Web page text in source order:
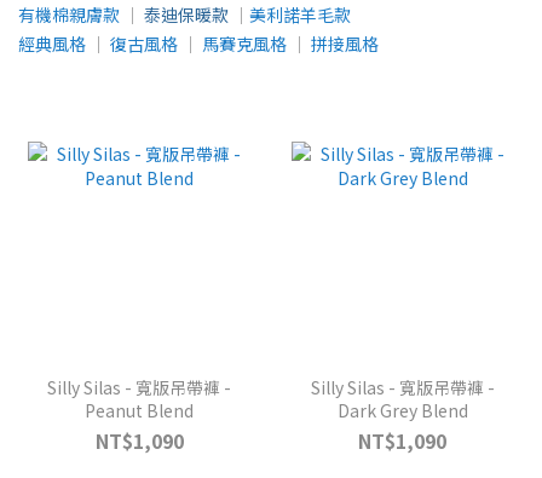
有機棉親膚款 │ 泰迪保暖款 │ 美利諾羊毛款
經典風格 │ 復古風格 │ 馬賽克風格 │ 拼接風格
Silly Silas - 寬版吊帶褲 -
Peanut Blend
NT$1,090
Silly Silas - 寬版吊帶褲 -
Dark Grey Blend
NT$1,090